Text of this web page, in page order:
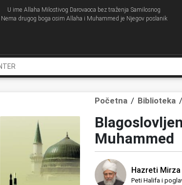
U ime Allaha Milostivog Darovaoca bez traženja Samilosnog
Nema drugog boga osim Allaha i Muhammed je Njegov poslanik
Početna / Biblioteka /
Muhammed
Hazreti
Peti Halifa i